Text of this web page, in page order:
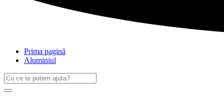
Prima pagină
Aluminiul
Caută
după:
Search